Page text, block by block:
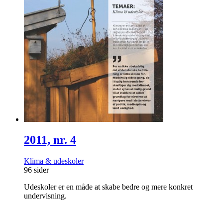
2011, nr. 4
Klima & udeskoler
96 sider
Udeskoler er en måde at skabe bedre og mere konkret
undervisning.